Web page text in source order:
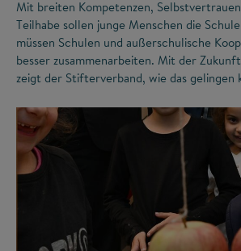
Mit breiten Kompetenzen,
Teilhabe sollen junge Menschen die
müssen Schulen und außerschulische
besser zusammenarbeiten. Mit der
zeigt der Stifterverband, wie das gelingen